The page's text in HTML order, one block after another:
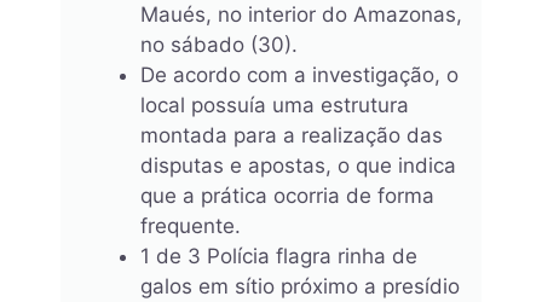
Maués, no interior do Amazonas,
no sábado (30).
De acordo com a investigação, o
local possuía uma estrutura
montada para a realização das
disputas e apostas, o que indica
que a prática ocorria de forma
frequente.
1 de 3 Polícia flagra rinha de
galos em sítio próximo a presídio